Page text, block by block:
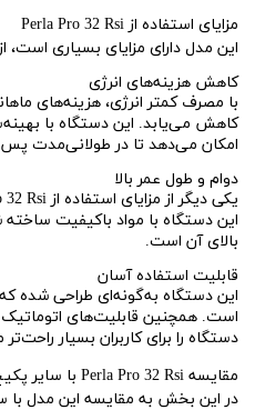
مزایای استفاده از Perla Pro 32 Rsi
این مدل دارای مزایای بسیاری است،
کاهش هزینه‌های انرژی
با مصرف کمتر انرژی، هزینه‌های
کاهش می‌یابد. این دستگاه با
امکان می‌دهد تا در طولانی‌مدت
دوام و طول عمر بالا
یکی دیگر از مزایای استفاده از 32 Rsi
این دستگاه با مواد باکیفیت
بالای آن است.
قابلیت استفاده آسان
این دستگاه به‌گونه‌ای طراحی شده
است. همچنین قابلیت‌های اتوماتیک
دستگاه را برای کاربران بسیار
مقایسه Perla Pro 32 Rsi با سایر
در این بخش به مقایسه این مدل با